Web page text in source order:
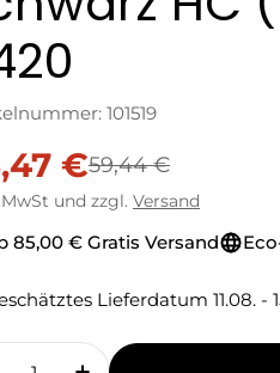
101519
€59,44 €
und zzgl. Versand
85,00 € Gratis Versand
Lieferdatum 11.08. -